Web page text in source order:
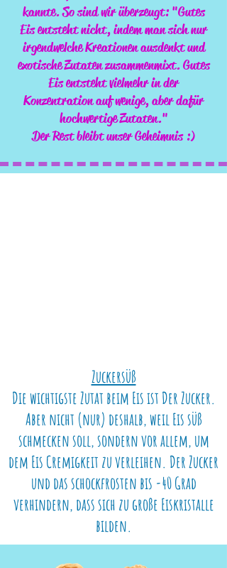
kannte. So sind wir überzeugt: "Gutes
Eis entsteht nicht, indem man sich nur
irgendwelche Kreationen ausdenkt und
exotische Zutaten zusammenmixt. Gutes
Eis entsteht vielmehr in der
Konzentration auf wenige, aber dafür
hochwertige Zutaten."
Der Rest bleibt unser Geheimnis :)
Zuckersüß
Die wichtigste Zutat beim Eis ist Der Zucker.
Aber nicht (nur) deshalb, weil Eis süß
schmecken soll, sondern vor allem, um
dem Eis Cremigkeit zu verleihen. Der Zucker
und das schockfrosten bis -40 Grad
verhindern, dass sich zu große Eiskristalle
bilden.